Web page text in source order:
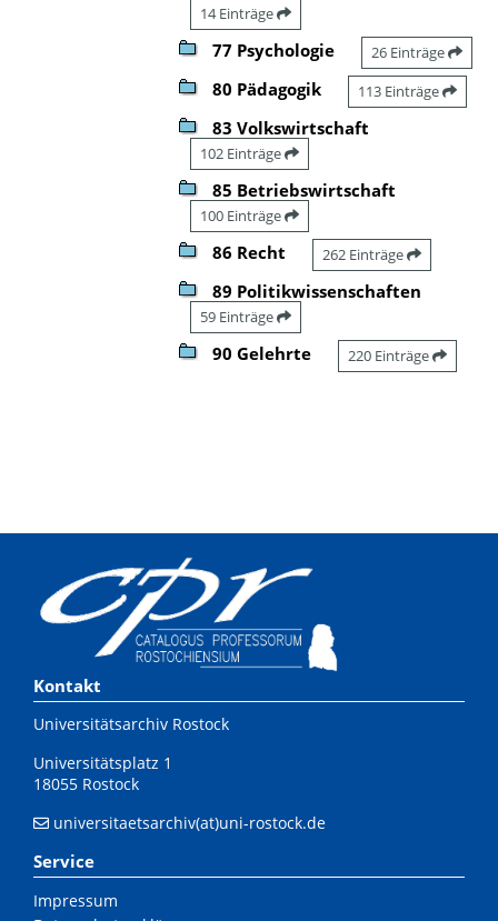
14 Einträge
77 Psychologie 26 Einträge
80 Pädagogik 113 Einträge
83 Volkswirtschaft
102 Einträge
85 Betriebswirtschaft
100 Einträge
86 Recht 262 Einträge
89 Politikwissenschaften
59 Einträge
90 Gelehrte 220 Einträge
Kontakt
Universitätsarchiv Rostock
Universitätsplatz 1
18055 Rostock
universitaetsarchiv(at)uni-rostock.de
Service
Impressum